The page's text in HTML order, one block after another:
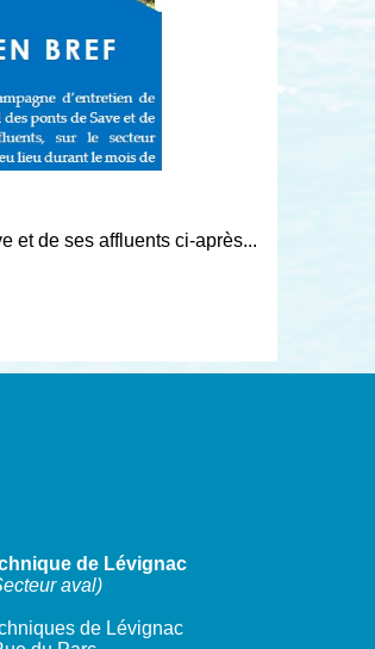
et de ses affluents ci-après...
de Lévignac
aval)
de Lévignac